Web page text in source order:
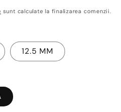
sunt calculate la finalizarea comenzii.
12.5 MM